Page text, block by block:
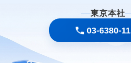
東京本社
03-6380-